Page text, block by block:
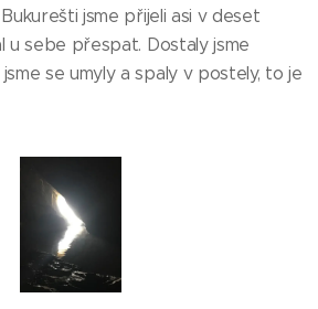
jsme přijeli asi v deset
u sebe přespat. Dostaly jsme
se umyly a spaly v postely, to je